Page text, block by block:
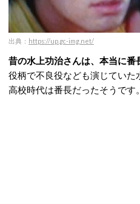
出典： https://up.gc-img.net/
昔の水上功治さんは、本当に番
役柄で不良役なども演じていた
高校時代は番長だったそうです。